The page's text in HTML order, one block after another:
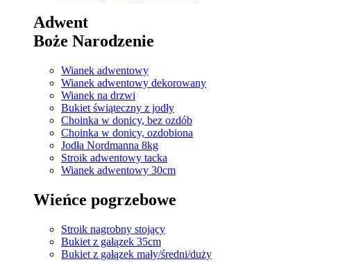
Adwent
Boże Narodzenie
Wianek adwentowy
Wianek adwentowy dekorowany
Wianek na drzwi
Bukiet świąteczny z jodły
Choinka w donicy, bez ozdób
Choinka w donicy, ozdobiona
Jodła Nordmanna 8kg
Stroik adwentowy tacka
Wianek adwentowy 30cm
Wieńce pogrzebowe
Stroik nagrobny stojący
Bukiet z gałązek 35cm
Bukiet z gałązek mały/średni/duży